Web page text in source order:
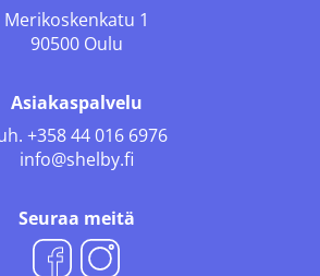
Merikoskenkatu 1
90500 Oulu
Asiakaspalvelu
+358 44 016 6976
info@shelby.fi
Seuraa meitä